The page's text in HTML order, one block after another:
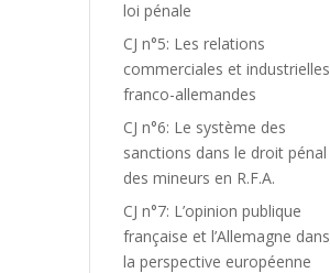
loi pénale
CJ n°5: Les relations
commerciales et industrielles
franco-allemandes
CJ n°6: Le système des
sanctions dans le droit pénal
des mineurs en R.F.A.
CJ n°7: L’opinion publique
française et l’Allemagne dans
la perspective européenne